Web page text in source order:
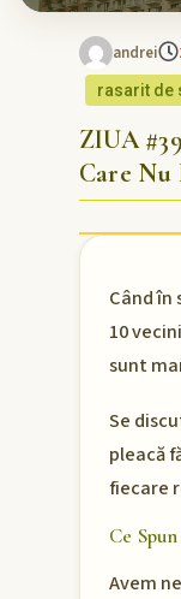
andrei
rasarit de
ZIUA
Care
Când în
10
sunt
Se
pleacă
fiecare
Ce
Avem